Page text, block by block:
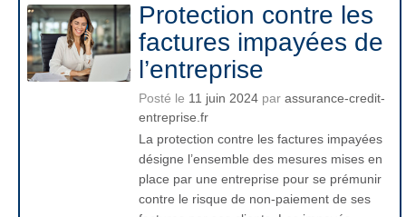
Protection contre les
factures impayées de
l’entreprise
Posté le 11 juin 2024 par assurance-credit-
entreprise.fr
La protection contre les factures impayées
désigne l’ensemble des mesures mises en
place par une entreprise pour se prémunir
contre le risque de non-paiement de ses